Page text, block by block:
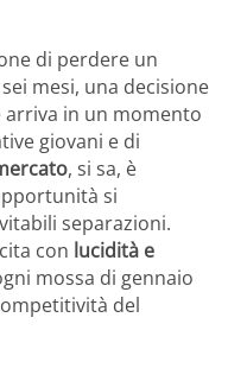
di perdere un
mesi, una decisione
arriva in un momento
giovani e di
, si sa, è
si
separazioni.
con lucidità e
mossa di gennaio
del